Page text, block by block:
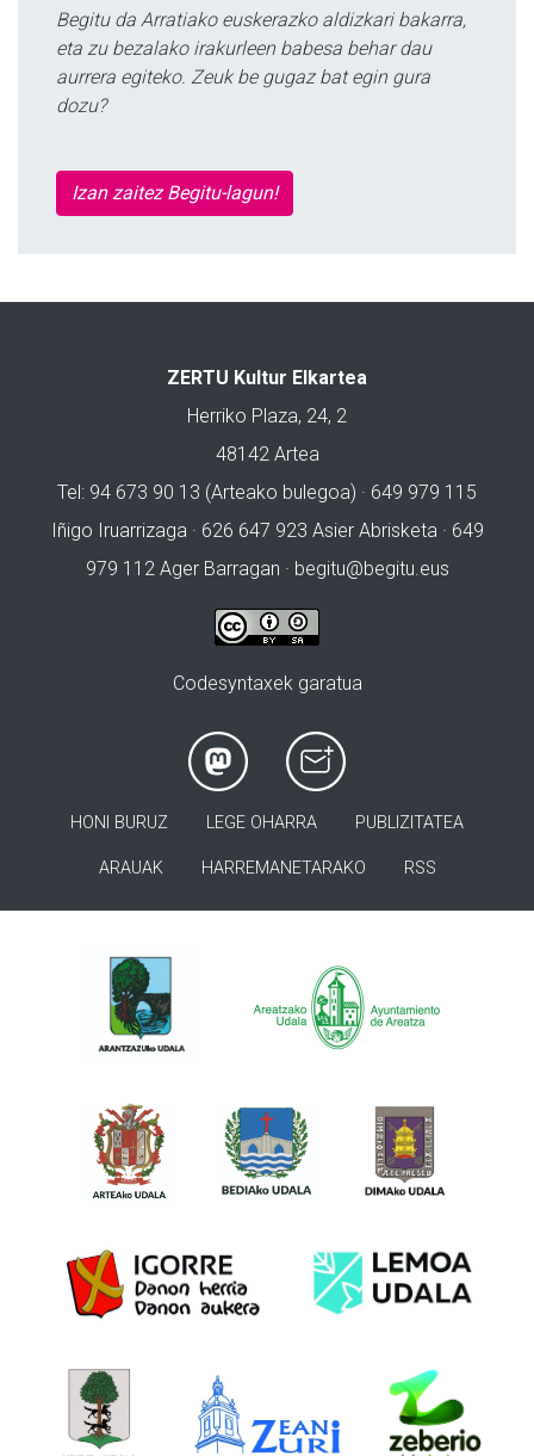
Begitu da Arratiako euskerazko aldizkari bakarra,
eta zu bezalako irakurleen babesa behar dau
aurrera egiteko. Zeuk be gugaz bat egin gura
dozu?
Izan zaitez Begitu-lagun!
ZERTU Kultur Elkartea
Herriko Plaza, 24, 2
48142 Artea
Tel: 94 673 90 13 (Arteako bulegoa) · 649 979 115
Iñigo Iruarrizaga · 626 647 923 Asier Abrisketa · 649
979 112 Ager Barragan · begitu@begitu.eus
Codesyntaxek garatua
HONI BURUZ LEGE OHARRA PUBLIZITATEA
ARAUAK HARREMANETARAKO RSS